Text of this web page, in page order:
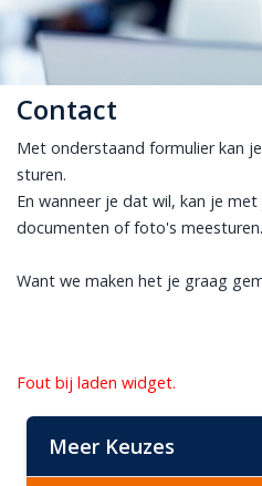
Contact
Met onderstaand formulier kan
sturen.
En wanneer je dat wil, kan je
documenten of foto's meesturen.
Want we maken het je graag
Fout bij laden widget.
Meer Keuzes